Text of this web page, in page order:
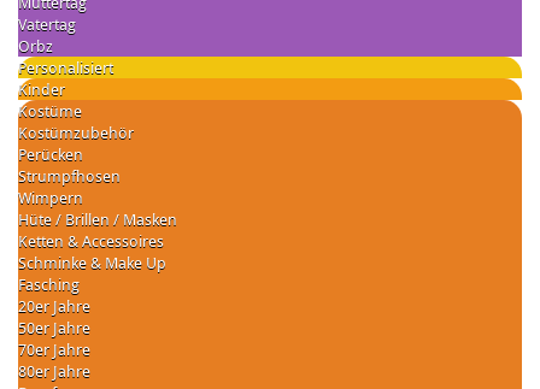
Vatertag
Orbz
Personalisiert
Kinder
Kostüme
Kostümzubehör
Perücken
Strumpfhosen
Wimpern
Hüte / Brillen / Masken
Ketten & Accessoires
Schminke & Make Up
Fasching
20er Jahre
50er Jahre
70er Jahre
80er Jahre